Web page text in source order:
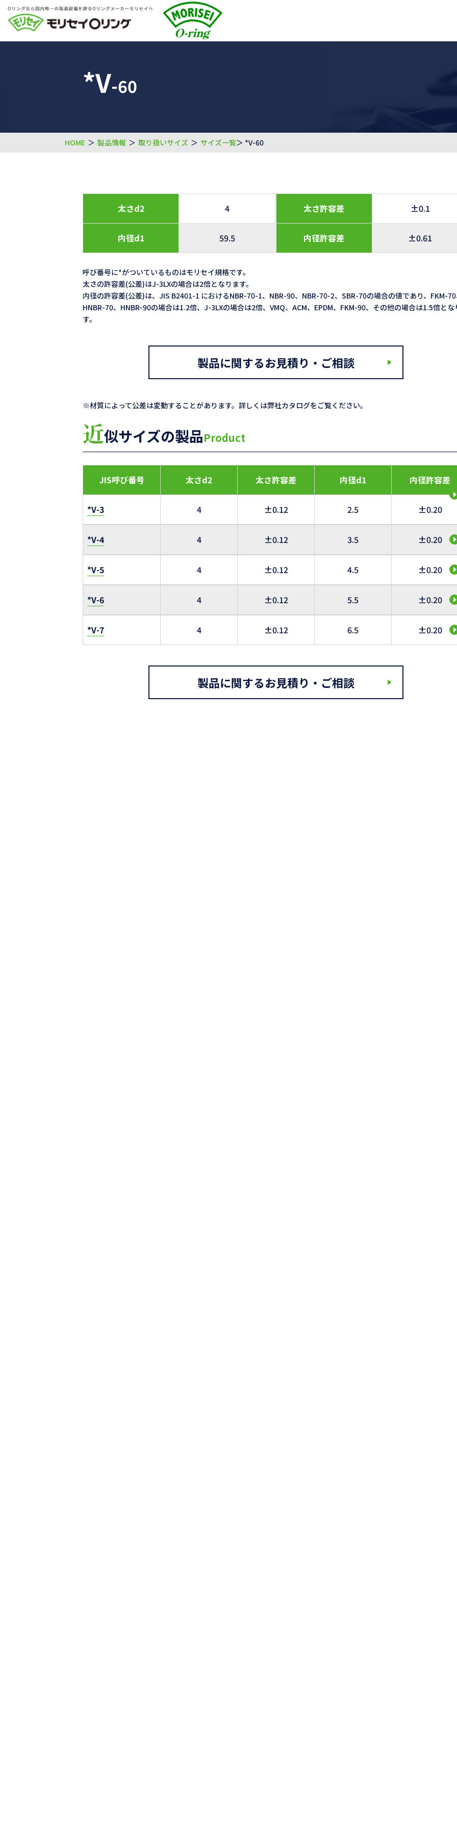
*V-60
HOME ＞ 製品情報 ＞ 取り扱いサイズ ＞ サイズ一覧＞ *V-60
太さd2 4
内径d1 59.5
太さ許容差 ±0.1
内径許容差 ±0.61
呼び番号に*がついているものはモリセイ規格です。
太さの許容差(公差)はJ-3LXの場合は2倍となります。
内径の許容差(公差)は、JIS B2401-1 におけるNBR-70-1、NBR-90、NBR-70-2、SBR-70の場合の値であり、FKM-
HNBR-70、HNBR-90の場合は1.2倍、J-3LXの場合は2倍、VMQ、ACM、EPDM、FKM-90、その他の場合は1.5倍とな
す。
製品に関するお見積り・ご相談
※材質によって公差は変動することがあります。詳しくは弊社カタログをご覧ください。
近似サイズの製品Product
JIS呼び番号 太さd2 太さ許容差 内径d1 内径許容差
*V-3 4 ±0.12 2.5 ±0.20
*V-4 4 ±0.12 3.5 ±0.20
*V-5 4 ±0.12 4.5 ±0.20
*V-6 4 ±0.12 5.5 ±0.20
*V-7 4 ±0.12 6.5 ±0.20
製品に関するお見積り・ご相談